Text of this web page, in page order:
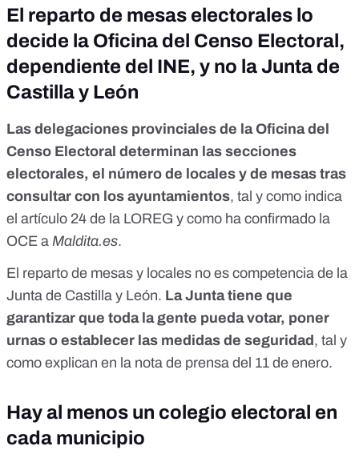
El reparto de mesas electorales lo
decide la Oficina del Censo Electoral,
dependiente del INE, y no la Junta de
Castilla y León
Las delegaciones provinciales de la Oficina del
Censo Electoral determinan las secciones
electorales, el número de locales y de mesas tras
consultar con los ayuntamientos, tal y como indica
el artículo 24 de la LOREG y como ha confirmado la
OCE a Maldita.es.
El reparto de mesas y locales no es competencia de la
Junta de Castilla y León. La Junta tiene que
garantizar que toda la gente pueda votar, poner
urnas o establecer las medidas de seguridad , tal y
como explican en la nota de prensa del 11 de enero.
Hay al menos un colegio electoral en
cada municipio